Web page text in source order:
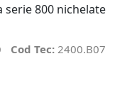
800 nichelate
Cod Tec: 2400.B07